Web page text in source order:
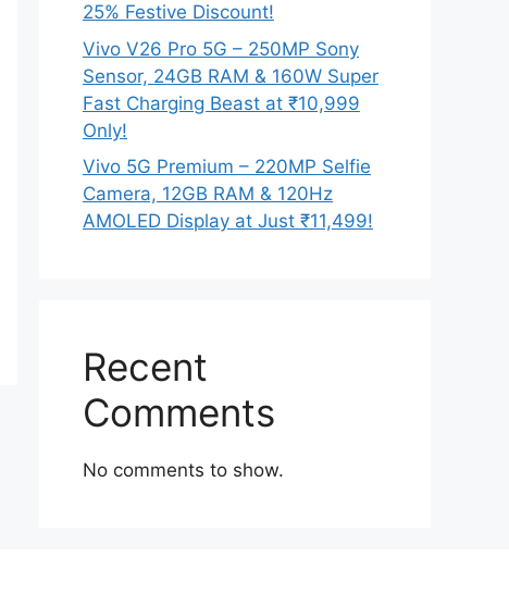
25% Festive Discount!
Vivo V26 Pro 5G – 250MP Sony
Sensor, 24GB RAM & 160W Super
Fast Charging Beast at ₹10,999
Only!
Vivo 5G Premium – 220MP Selfie
Camera, 12GB RAM & 120Hz
AMOLED Display at Just ₹11,499!
Recent
Comments
No comments to show.